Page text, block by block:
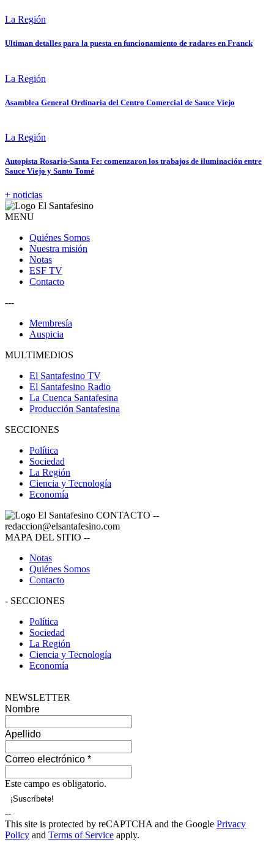
La Región
Ultiman detalles para la puesta en funcionamiento de radares en Franck
La Región
Asamblea General Ordinaria del Centro Comercial de Sauce Viejo
La Región
Autopista Rosario-Santa Fe: comenzaron los trabajos de iluminación entre
Sauce Viejo y Santo Tomé
+ noticias
MENU
Quiénes Somos
Nuestra misión
Notas
ESF TV
Contacto
---
Membresía
Auspicia
MULTIMEDIOS
El Santafesino TV
El Santafesino Radio
La Cuenca Santafesina
Producción Santafesina
SECCIONES
Política
Sociedad
La Región
Ciencia y Tecnología
Economía
CONTACTO --
redaccion@elsantafesino.com
MAPA DEL SITIO --
Notas
Quiénes Somos
Contacto
- SECCIONES
Política
Sociedad
La Región
Ciencia y Tecnología
Economía
NEWSLETTER
Nombre
Apellido
Correo electrónico *
Este campo es obligatorio.
--
This site is protected by reCAPTCHA and the Google Privacy
Policy and Terms of Service apply.